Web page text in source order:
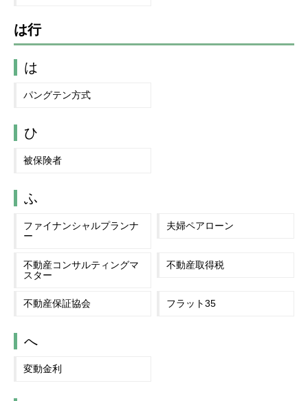
は行
は
パングテン方式
ひ
被保険者
ふ
ファイナンシャルプランナ
ー
夫婦ペアローン
不動産コンサルティングマ
スター
不動産取得税
不動産保証協会 フラット35
へ
変動金利